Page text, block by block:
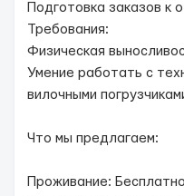
Подготовка заказов к
Требования:
Физическая
Умение работать с
вилочными
Что мы предлагаем:
Проживание: